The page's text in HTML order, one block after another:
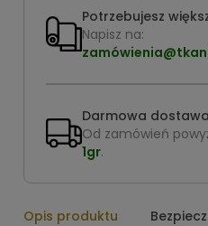
Potrzebujesz
Napisz na:
Darmowa dostawa
Od zamówień
1gr.
Opis produktu